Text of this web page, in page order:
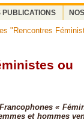
PUBLICATIONS
"Rencontres
ou
«
et hommes